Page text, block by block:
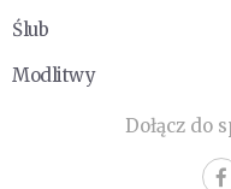
Ślub
Modlitwy
Dołącz do